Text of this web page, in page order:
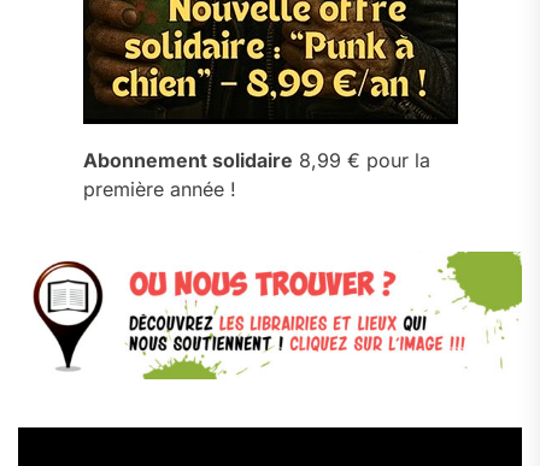
Abonnement solidaire 8,99 € pour la
première année !